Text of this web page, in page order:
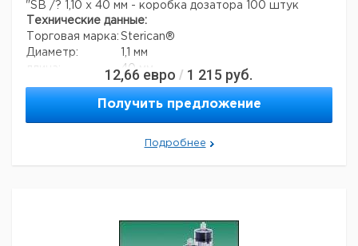
"SB /? 1,10 x 40 мм - коробка дозатора 100 штук
Технические данные:
Торговая марка: Sterican®
Диаметр:
1,1 мм
длина:
40 мм
1,6 г
Данные для перевозки (реальные данные могут
1,6 г
12,66 евро / 1 215 руб.
Получить предложение
Подробнее